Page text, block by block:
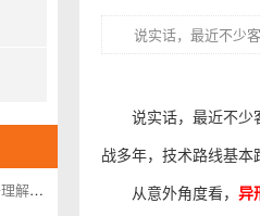
精通SMT贴片机，关键在于理解这层逻辑
说实话，最近不少
说实话，最近不少
战多年，技术路线基
从意外角度看， 异